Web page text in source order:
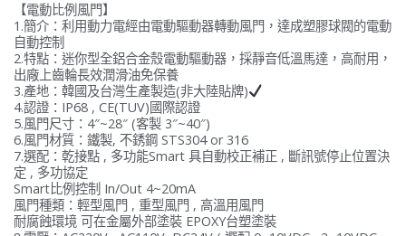
【電動比例風門】
1.簡介：利用動力電經由電動驅動器轉動風門，達成塑膠球閥的電動
自動控制
2.特點：迷你型全鋁合金殼電動驅動器，採靜音低溫馬達，高耐用，
出廠上齒輪長效潤滑油免保養
3.產地：韓國及台灣生產製造(非大陸貼牌)
4.認證：IP68 , CE(TUV)國際認證
5.風門尺寸：4″~28″ (客製 3″~40″)
6.風門材質：鐵製, 不銹鋼 STS304 or 316
7.選配：乾接點 , 多功能Smart 具自動校正補正 , 斷訊號停止位置決
定 , 多功協定
Smart比例控制 In/Out 4~20mA
風門種類：輕型風門 , 重型風門 , 高溫用風門
耐腐蝕環境 可在金屬外部塗裝 EPOXY台塑塗裝